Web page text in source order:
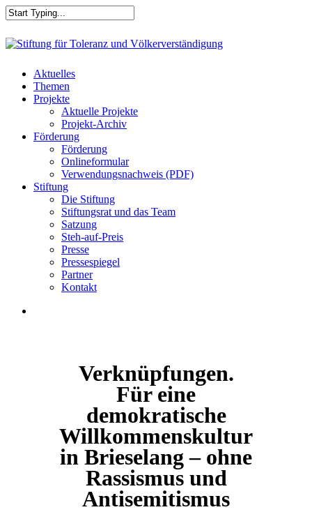
Skip
to
main
content
Close
search
Menu
Aktuelles
Themen
Projekte
Aktuelle Projekte
Projekt-Archiv
Förderung
Förderung
Onlineformular
Verwendungsnachweis (PDF)
Stiftung
Die Stiftung
Stiftungsrat und das Team
Satzung
Steh-auf-Preis
Presse
Pressespiegel
Partner
Kontakt
Verknüpfungen.
Für eine
demokratische
Willkommenskultur
in Brieselang – ohne
Rassismus und
Antisemitismus